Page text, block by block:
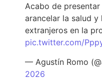
Acabo de
arancelar la salud y
extranjeros en la
pic.twitter.com/
— Agustín Romo
2026